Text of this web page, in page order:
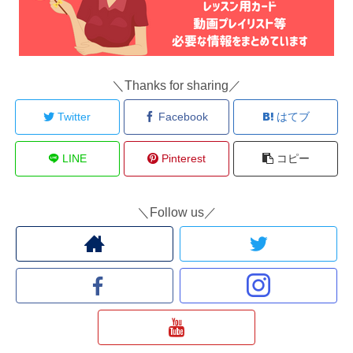
＼Thanks for sharing／
Twitter Facebook はてブ
LINE Pinterest コピー
＼Follow us／